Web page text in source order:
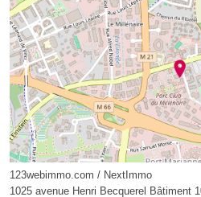
123webimmo.com / NextImmo
1025 avenue Henri Becquerel Bâtiment